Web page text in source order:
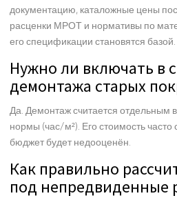
документацию, каталожные цены
расценки МРОТ и нормативы по
его спецификации становятся базой.
Нужно ли включать в
демонтажа старых
Да. Демонтаж считается отдельным
нормы (час/м²). Его стоимость часто
бюджет будет недооценён.
Как правильно
под непредвиденные